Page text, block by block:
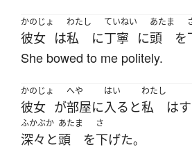
かのじょ
彼女 は
わたし
私 に
ていねい
丁寧 に
あたま
頭 を
She bowed to me politely.
かのじょ
彼女 が
へや
部屋に
はい
入る と
わたし
私 は
ふかぶか
深々と
あたま
頭 を
さ
下げた。